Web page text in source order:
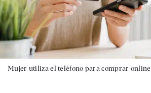
Mujer utiliza el teléfono para comprar online